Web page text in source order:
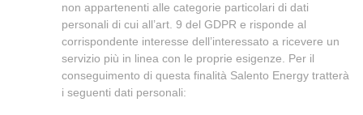
non appartenenti alle categorie particolari di dati
personali di cui all’art. 9 del GDPR e risponde al
corrispondente interesse dell’interessato a ricevere un
servizio più in linea con le proprie esigenze. Per il
conseguimento di questa finalità Salento Energy tratterà
i seguenti dati personali: